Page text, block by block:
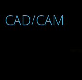
CAD/CAM